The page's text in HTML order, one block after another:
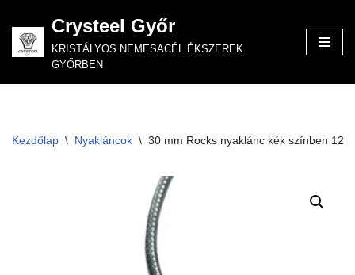
Skip
to
Crysteel Győr
KRISTÁLYOS NEMESACÉL ÉKSZEREK
GYŐRBEN
Kezdőlap \ Nyakláncok \ 30 mm Rocks nyaklánc kék színben 12